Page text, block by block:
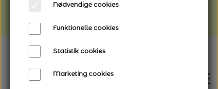
Vi gør opmærksom på, at der kan være lidt
længere leveringstid
Nødvendige cookies
Funktionelle cookies
Statistik cookies
Marketing cookies